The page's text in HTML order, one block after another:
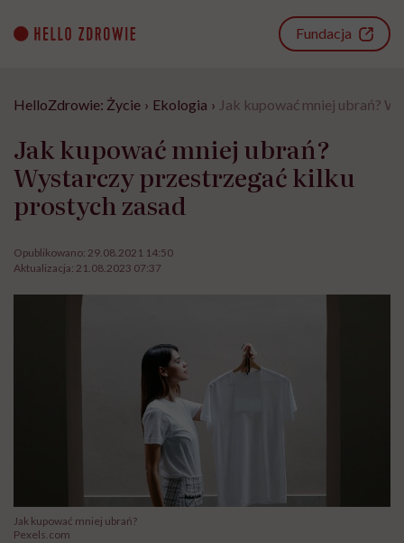
content
Fundacja
HelloZdrowie: Życie › Ekologia › Jak kupować mniej ubrań?
Jak kupować mniej ubrań?
Wystarczy przestrzegać kilku
prostych zasad
Opublikowano: 29.08.2021 14:50
Aktualizacja: 21.08.2023 07:37
Jak kupować mniej ubrań?
Pexels.com